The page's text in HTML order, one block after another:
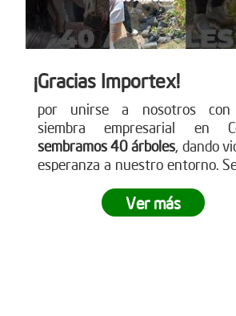
¡Gracias Importex!
por unirse a nosotros
siembra empresarial en
sembramos 40 árboles, dando
esperanza a nuestro entorno.
como estas. ¿Tu empresa está
para ser parte de este
Ver más